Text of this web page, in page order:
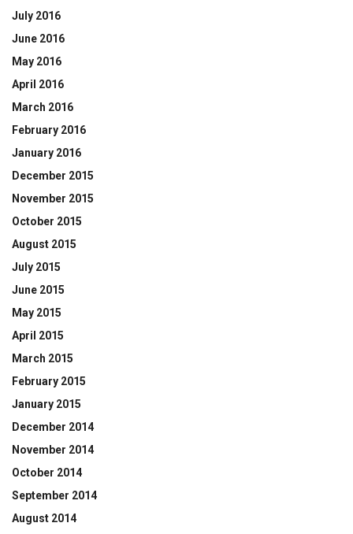
July 2016
June 2016
May 2016
April 2016
March 2016
February 2016
January 2016
December 2015
November 2015
October 2015
August 2015
July 2015
June 2015
May 2015
April 2015
March 2015
February 2015
January 2015
December 2014
November 2014
October 2014
September 2014
August 2014